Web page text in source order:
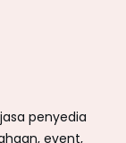
penyedia
event,